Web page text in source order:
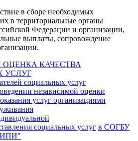
в сборе необходимых
в территориальные органы
Федерации и организации,
выплаты, сопровождение
КАЧЕСТВА
УСЛУГ
социальных услуг
независимой оценки
услуг организациями
социальных услуг в СОГБУ